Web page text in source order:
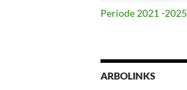
Periode 2021 -2025
ARBOLINKS